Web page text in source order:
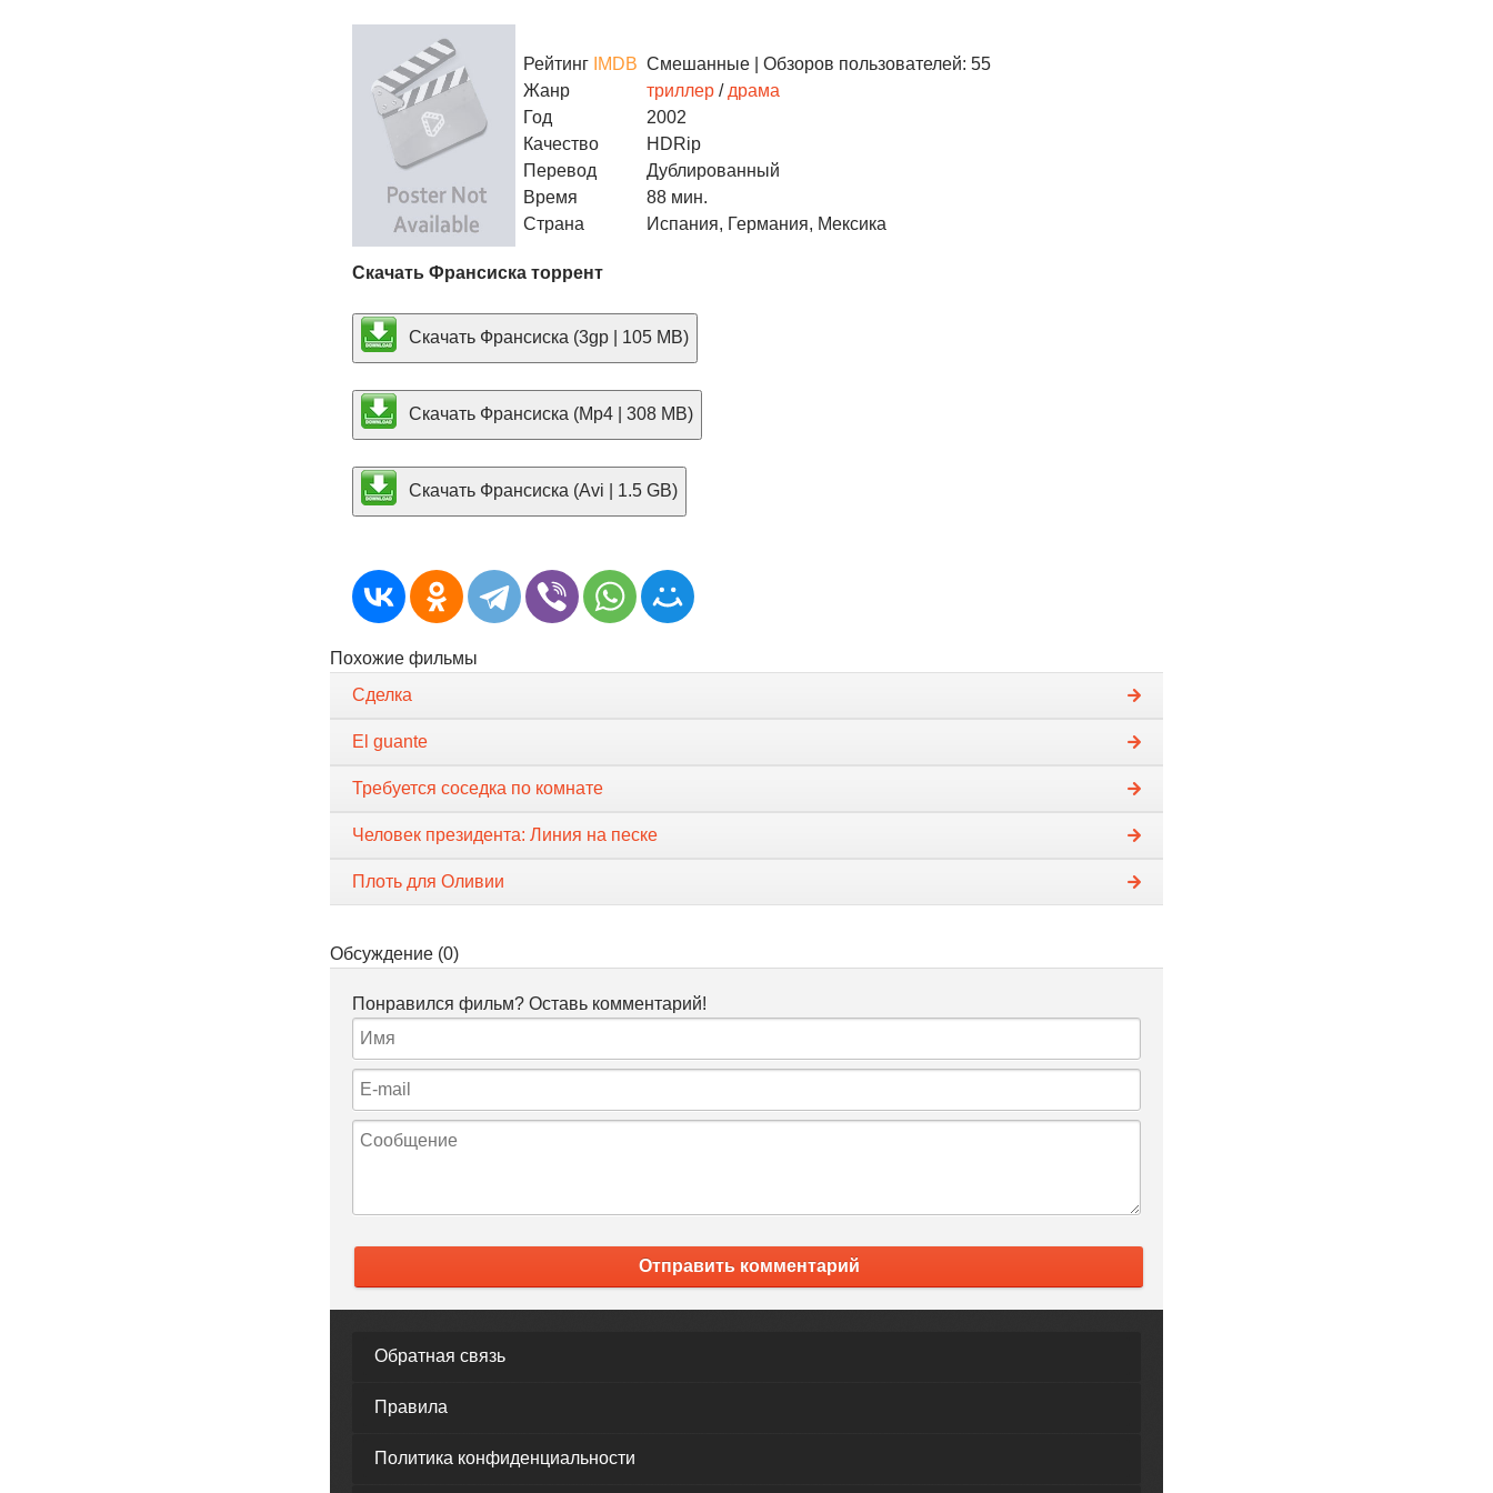
Рейтинг IMDB Смешанные | Обзоров пользователей: 55
Жанр
триллер / драма
Год
2002
Качество
HDRip
Перевод
Дублированный
Время
88 мин.
Страна
Испания, Германия, Мексика
Скачать Франсиска торрент
Скачать Франсиска (3gp | 105 MB)
Скачать Франсиска (Mp4 | 308 MB)
Скачать Франсиска (Avi | 1.5 GB)
Похожие фильмы
Сделка
El guante
Требуется соседка по комнате
Человек президента: Линия на песке
Плоть для Оливии
Обсуждение (0)
Понравился фильм? Оставь комментарий!
Отправить комментарий
Обратная связь
Правила
Политика конфиденциальности